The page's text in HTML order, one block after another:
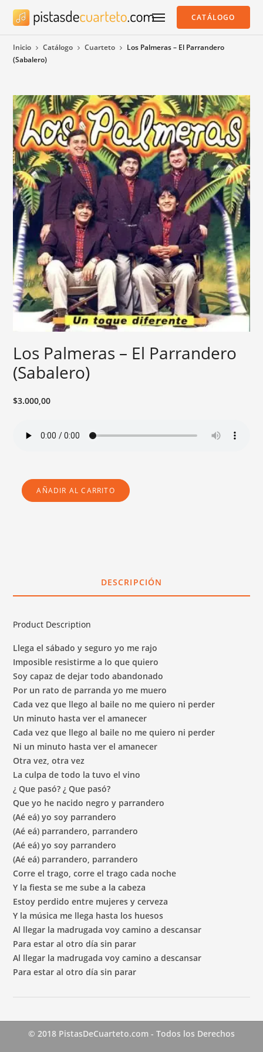
CATÁLOGO
Inicio Catálogo Cuarteto
Los Palmeras – El Parrandero
(Sabalero)
Los Palmeras – El Parrandero
(Sabalero)
$3.000,00
LOS
PALMERAS
AÑADIR AL CARRITO
DESCRIPCIÓN
Product Description
Llega el sábado y seguro yo me rajo
Imposible resistirme a lo que quiero
Soy capaz de dejar todo abandonado
Por un rato de parranda yo me muero
Cada vez que llego al baile no me quiero ni perder
Un minuto hasta ver el amanecer
Cada vez que llego al baile no me quiero ni perder
Ni un minuto hasta ver el amanecer
Otra vez, otra vez
La culpa de todo la tuvo el vino
¿ Que pasó? ¿ Que pasó?
Que yo he nacido negro y parrandero
(Aé eá) yo soy parrandero
(Aé eá) parrandero, parrandero
(Aé eá) yo soy parrandero
(Aé eá) parrandero, parrandero
Corre el trago, corre el trago cada noche
Y la fiesta se me sube a la cabeza
Estoy perdido entre mujeres y cerveza
Y la música me llega hasta los huesos
Al llegar la madrugada voy camino a descansar
Para estar al otro día sin parar
Al llegar la madrugada voy camino a descansar
Para estar al otro día sin parar
© 2018 PistasDeCuarteto.com - Todos los Derechos